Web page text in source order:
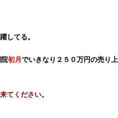
してる。
初月 でいきなり２５０万円の売り上
てください。